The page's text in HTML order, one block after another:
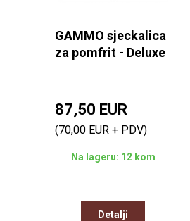
GAMMO sjeckalica
za pomfrit - Deluxe
87,50 EUR
(70,00 EUR + PDV)
Na lageru: 12 kom
Detalji